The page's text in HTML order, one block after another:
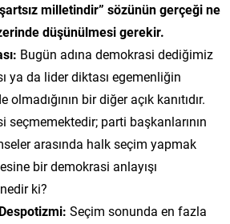
milletindir” sözünün gerçeği ne
düşünülmesi gerekir.
Bugün adına demokrasi dediğimiz
ya da lider diktası egemenliğin
bir diğer açık kanıtıdır.
seçmemektedir; parti başkanlarının
arasında halk seçim yapmak
bir demokrasi anlayışı
ki?
Seçim sonunda en fazla